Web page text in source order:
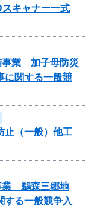
キャナー一式
事業 加子母防災
関する一般競
（一般）他工
業 鵜森三郷地
る一般競争入